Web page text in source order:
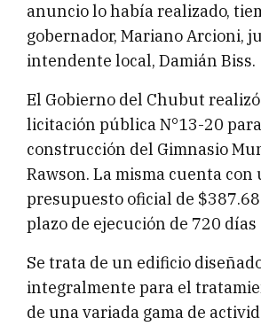
anuncio lo había realizado,
gobernador, Mariano Arcioni,
intendente local, Damián Biss.
El Gobierno del Chubut
licitación pública N°13-20
construcción del Gimnasio
Rawson. La misma cuenta con
presupuesto oficial de
plazo de ejecución de 720
Se trata de un edificio
integralmente para el
de una variada gama de